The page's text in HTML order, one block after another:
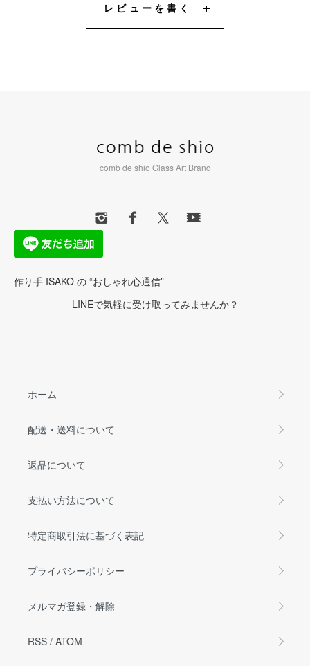
レビューを書く
comb de shio Glass Art Brand
作り手 ISAKO の “おしゃれ心通信”
LINEで気軽に受け取ってみませんか？
ホーム
配送・送料について
返品について
支払い方法について
特定商取引法に基づく表記
プライバシーポリシー
メルマガ登録・解除
RSS / ATOM